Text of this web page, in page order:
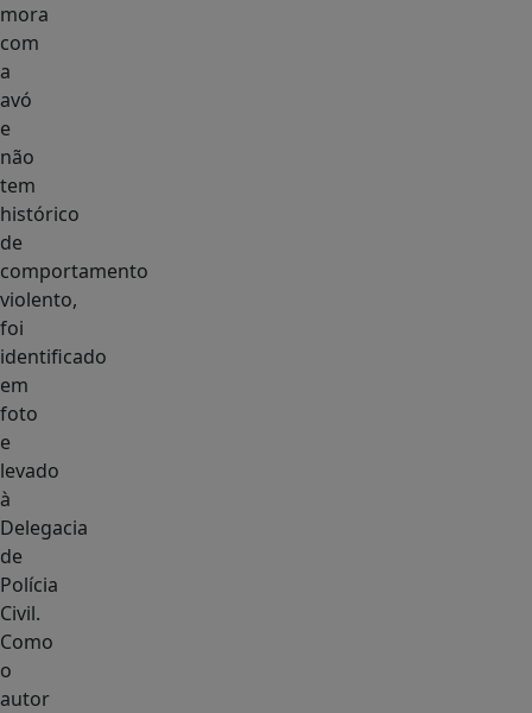
mora
com
a
avó
e
não
tem
histórico
de
comportamento
violento,
foi
identificado
em
foto
e
levado
à
Delegacia
de
Polícia
Civil.
Como
o
autor